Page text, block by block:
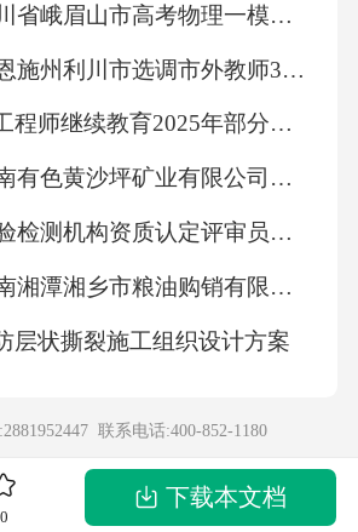
2026年四川省峨眉山市高考物理一模测试卷【完整版】附答案详解
2026湖北恩施州利川市选调市外教师30人考前冲刺密卷及参考答案详解【模拟题】
注册消防工程师继续教育2025年部分题目与答案（126题）
2026年湖南有色黄沙坪矿业有限公司招聘80人笔试备考题库及答案详解
2026年检验检测机构资质认定评审员复习试题附答案
2026年湖南湘潭湘乡市粮油购销有限责任公司招聘3名市场化聘用工作人员笔试备考题库及答案详解
层状撕裂施工组织设计方案
联系电话:400-852-1180
0
下载本文档